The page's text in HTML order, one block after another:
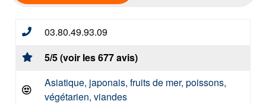
03.80.49.93.09
5/5 (voir les 677 avis)
Asiatique, japonais, fruits de mer, poissons,
végétarien, viandes